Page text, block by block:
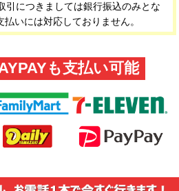
引につきましては銀行振込のみとな
いには対応しておりません。
も支払い可能